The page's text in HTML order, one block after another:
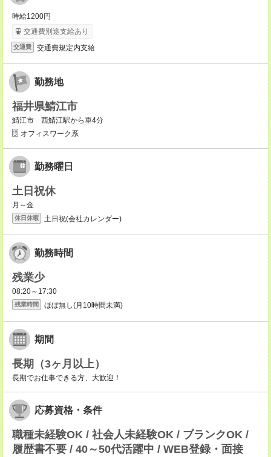
時給1200円
交通費別途支給あり
交通費 交通費規定内支給
勤務地
福井県鯖江市
鯖江市 西鯖江駅から車4分
オフィスワーク系
勤務曜日
土日祝休
月～金
休日休暇 土日祝(会社カレンダー)
勤務時間
残業少
08:20～17:30
残業時間 ほぼ無し(月10時間未満)
期間
長期（3ヶ月以上）
長期でお仕事できる方、大歓迎！
応募資格・条件
職種未経験OK / 社会人未経験OK / ブランクOK /
履歴書不要 / 40～50代活躍中 / WEB登録・面接